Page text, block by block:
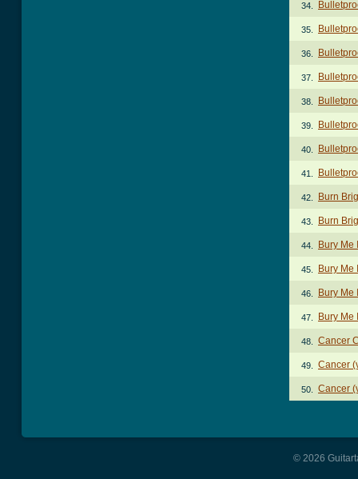
34.
35.
36.
37.
38.
39.
40.
41.
42. Burn
43. Burn
44. Bury Me
45. Bury Me
46. Bury Me
47. Bury Me
48. Cancer
49. Cancer
50. Cancer
© 2026